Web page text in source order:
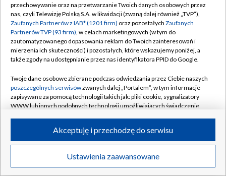
Abonament TVP
Emisja w TVP
Centrum informacji TVP
Naziemna Telewizja Cyfrowa
Rada Programowa
System NOS
Informacje o nadawcy
Program dla prasy
Ogłoszenie przetargowe
Regulamin TVP
Polityka prywatności
Moje zgody
Pomoc
Kontakt
Kanały
©2026 Telewizja Polska S.A. w likwidacji
przechowywanie oraz na przetwarzanie Twoich danych osobowych przez
nas, czyli Telewizję Polską S.A. w likwidacji (zwaną dalej również „TVP”),
Zaufanych Partnerów z IAB* (1201 firm) oraz pozostałych Zaufanych
Partnerów TVP (93 firm), w celach marketingowych (w tym do
zautomatyzowanego dopasowania reklam do Twoich zainteresowań i
mierzenia ich skuteczności) i pozostałych, które wskazujemy poniżej, a
także zgody na udostępnianie przez nas identyfikatora PPID do Google.
Twoje dane osobowe zbierane podczas odwiedzania przez Ciebie naszych
poszczególnych serwisówzwanych dalej „Portalem”, w tym informacje
zapisywane za pomocą technologii takich jak: pliki cookie, sygnalizatory
WWW lub innych podobnych technologii umożliwiających świadczenie
ruchu w Internecie.
Twoje dane osobowe zbierane podczas odwiedzania przez Ciebie
poszczególnych serwisówna Portalu, takie jak adresy IP, identyfikatory
Ustawienia zaawansowane
Akceptuję i przechodzę do serwisu